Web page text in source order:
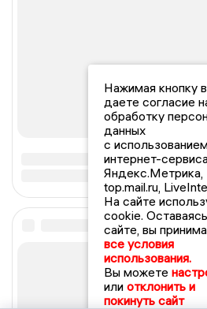
Нажимая кнопку
даете согласие
обработку
данных
с
интернет-
Яндекс.Метрика,
top.mail.ru,
На сайте
cookie.
сайте, вы
все условия
использования.
Вы можете
или отклонить и
покинуть сайт